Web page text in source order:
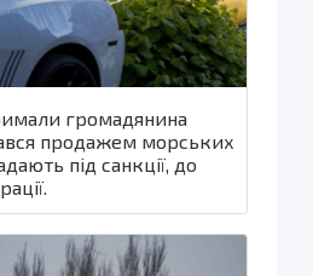
громадянина
продажем морських
під санкції, до